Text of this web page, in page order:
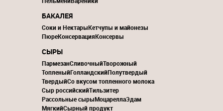
БАКАЛЕЯ
Соки и НектарыКетчупы и майонезы
ПюреКонсервацияКонсервы
СЫРЫ
ПармезанСливочныйТворожный
ТопленыйГолландскийПолутвердый
ТвердыйСо вкусом топленного молока
Сыр российскийТильзитер
Рассольные сырыМоцареллаЭдам
МягкийСырный продукт